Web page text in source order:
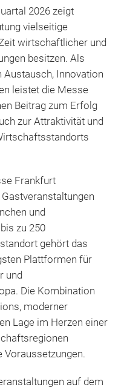
2026 zeigt
vielseitige
wirtschaftlicher und
besitzen. Als
Innovation
leistet die Messe
Beitrag zum Erfolg
zur Attraktivität und
Frankfurt
und
zu 250
gehört das
Plattformen für
und
Die Kombination
moderner
Lage im Herzen einer
Voraussetzungen.
auf dem